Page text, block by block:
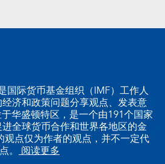
国际货币基金组织（IMF）工作人
济和政策问题分享观点、发表意
华盛顿特区，是一个由191个国家
全球货币合作和世界各地区的金
点仅为作者的观点，并不一定代
。 阅读更多